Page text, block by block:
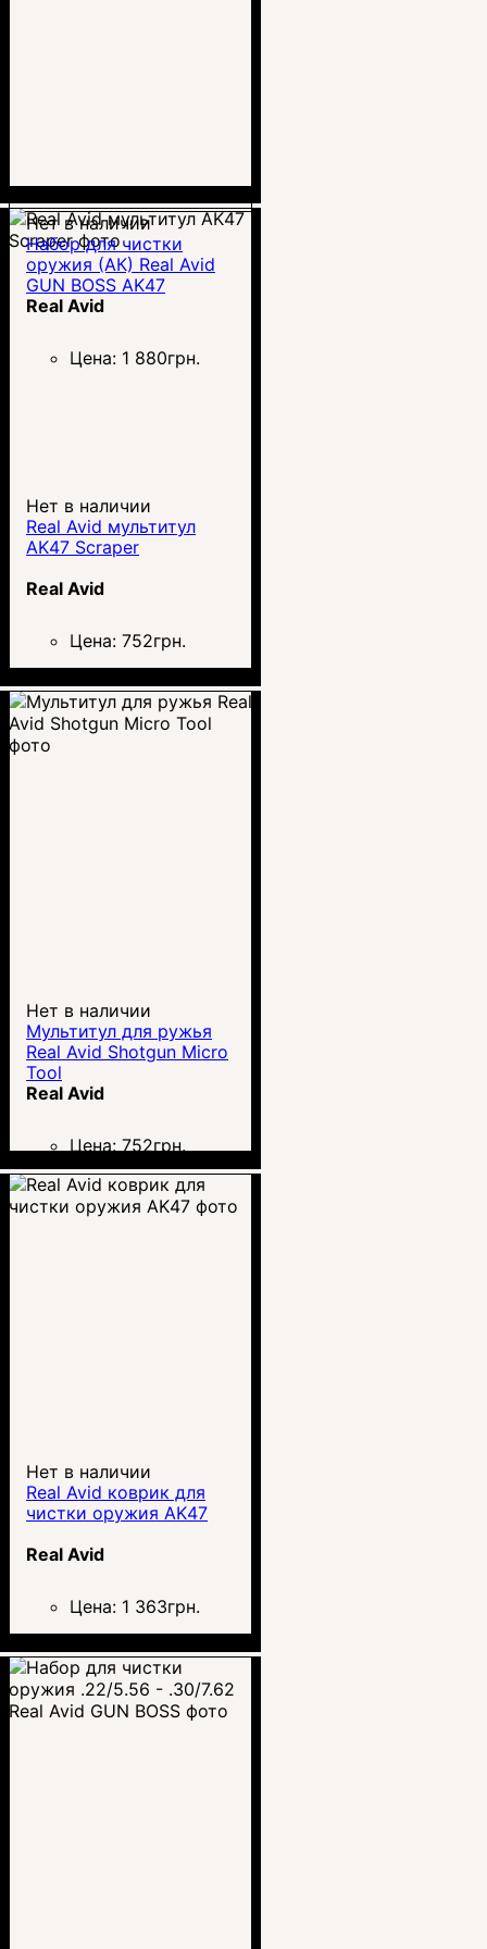
Нет в наличии
Набор для чистки
оружия (АК) Real Avid
GUN BOSS AK47
Real Avid
Цена: 1 880грн.
Нет в наличии
Real Avid мультитул
AK47 Scraper
Real Avid
Цена: 752грн.
Нет в наличии
Мультитул для ружья
Real Avid Shotgun Micro
Tool
Real Avid
Цена: 752грн.
Нет в наличии
Real Avid коврик для
чистки оружия AK47
Real Avid
Цена: 1 363грн.